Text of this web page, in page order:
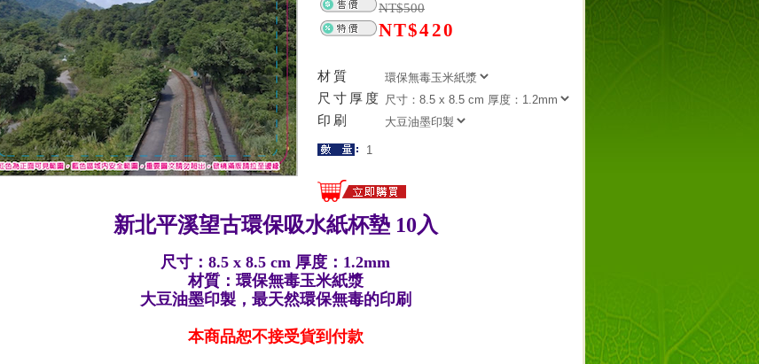
NT$500
NT$420
材質
尺寸厚度
印刷
新北平溪望古環保吸水紙杯墊 10入
尺寸：8.5 x 8.5 cm 厚度：1.2mm
材質：環保無毒玉米紙漿
大豆油墨印製，最天然環保無毒的印刷
本商品恕不接受貨到付款